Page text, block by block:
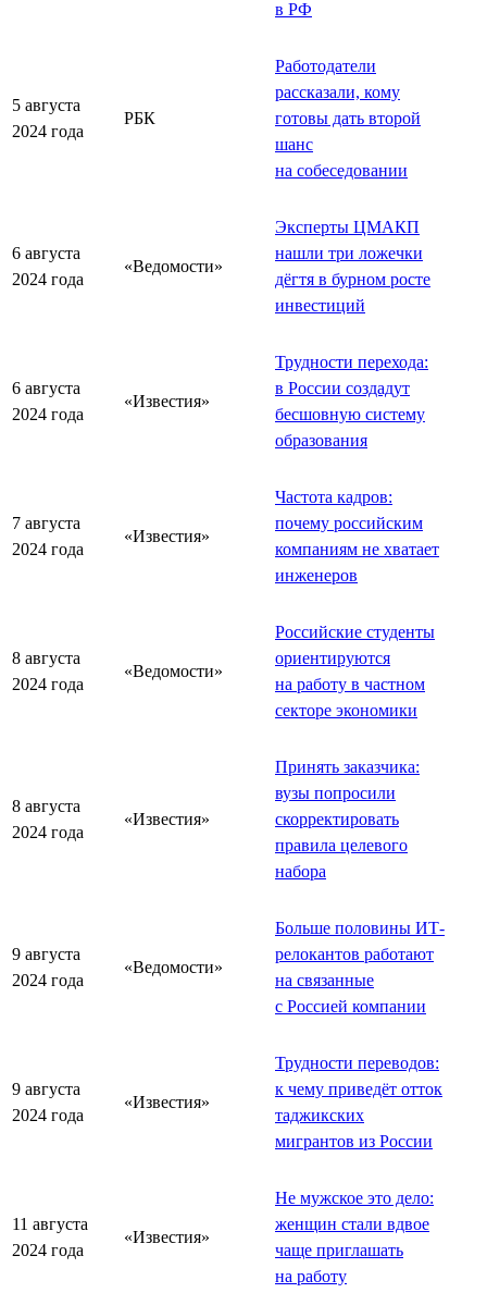
в РФ
5 августа
2024 года
РБК
Работодатели
рассказали, кому
готовы дать второй
шанс
на собеседовании
6 августа
2024 года
«Ведомости»
Эксперты ЦМАКП
нашли три ложечки
дёгтя в бурном росте
инвестиций
6 августа
2024 года
«Известия»
Трудности перехода:
в России создадут
бесшовную систему
образования
7 августа
2024 года
«Известия»
Частота кадров:
почему российским
компаниям не хватает
инженеров
8 августа
2024 года
«Ведомости»
Российские студенты
ориентируются
на работу в частном
секторе экономики
8 августа
2024 года
«Известия»
Принять заказчика:
вузы попросили
скорректировать
правила целевого
набора
9 августа
2024 года
«Ведомости»
Больше половины ИТ-
релокантов работают
на связанные
с Россией компании
9 августа
2024 года
«Известия»
Трудности переводов:
к чему приведёт отток
таджикских
мигрантов из России
11 августа
2024 года
«Известия»
Не мужское это дело:
женщин стали вдвое
чаще приглашать
на работу